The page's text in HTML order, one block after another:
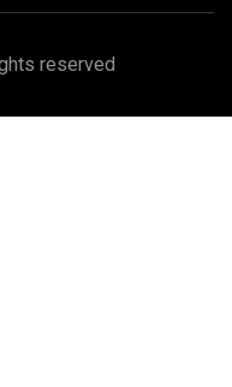
reserved